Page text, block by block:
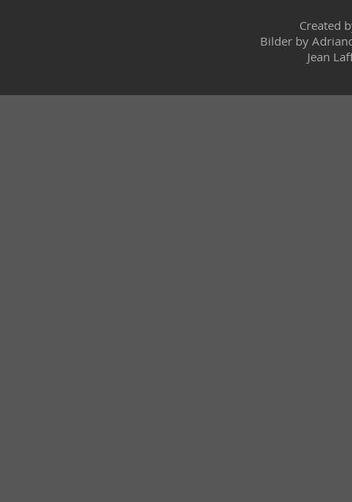
Created
Bilder by
Jean